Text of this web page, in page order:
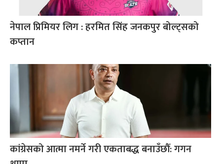
नेपाल प्रिमियर लिग : हरमित सिंह जनकपुर बोल्ट्सको
कप्तान
कांग्रेसको आत्मा नमर्ने गरी एकताबद्ध बनाउँछौँ: गगन